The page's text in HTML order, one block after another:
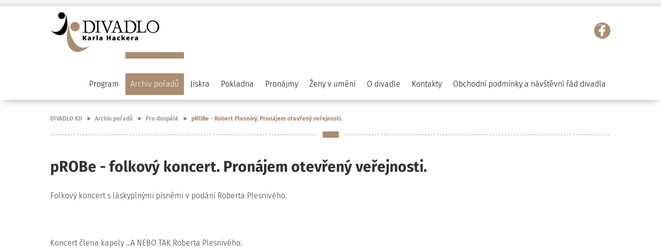
Program Archiv pořadů Jiskra Pokladna Pronájmy Ženy v umění O divadle Kontakty Obchodní podmínky a návštěvní řád divadla
DIVADLO KH Archiv pořadů Pro dospělé pROBe - Robert Plesnivý. Pronájem otevřený veřejnosti.
pROBe - folkový koncert. Pronájem otevřený veřejnosti.
Folkový koncert s láskyplnými písněmi v podání Roberta Plesnivého.
Koncert člena kapely ...A NEBO TAK Roberta Plesnivého.